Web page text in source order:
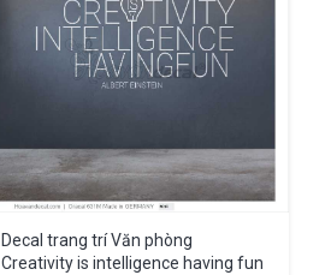
Decal trang trí Văn phòng
Creativity is intelligence having fun